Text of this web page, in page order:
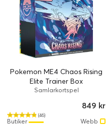
Pokemon ME4 Chaos Rising
Elite Trainer Box
Samlarkortspel
(46)
849 kr
Webb
Butiker